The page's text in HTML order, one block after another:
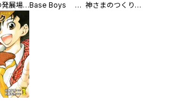
初めての発展場 【白抜き修正版】 Base Boys 新装版 神さまのつくりかた。スーパー大合本